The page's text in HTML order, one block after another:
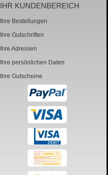
IHR KUNDENBEREICH
Ihre Bestellungen
Ihre Gutschriften
Ihre Adressen
Ihre persönlichen Daten
Ihre Gutscheine